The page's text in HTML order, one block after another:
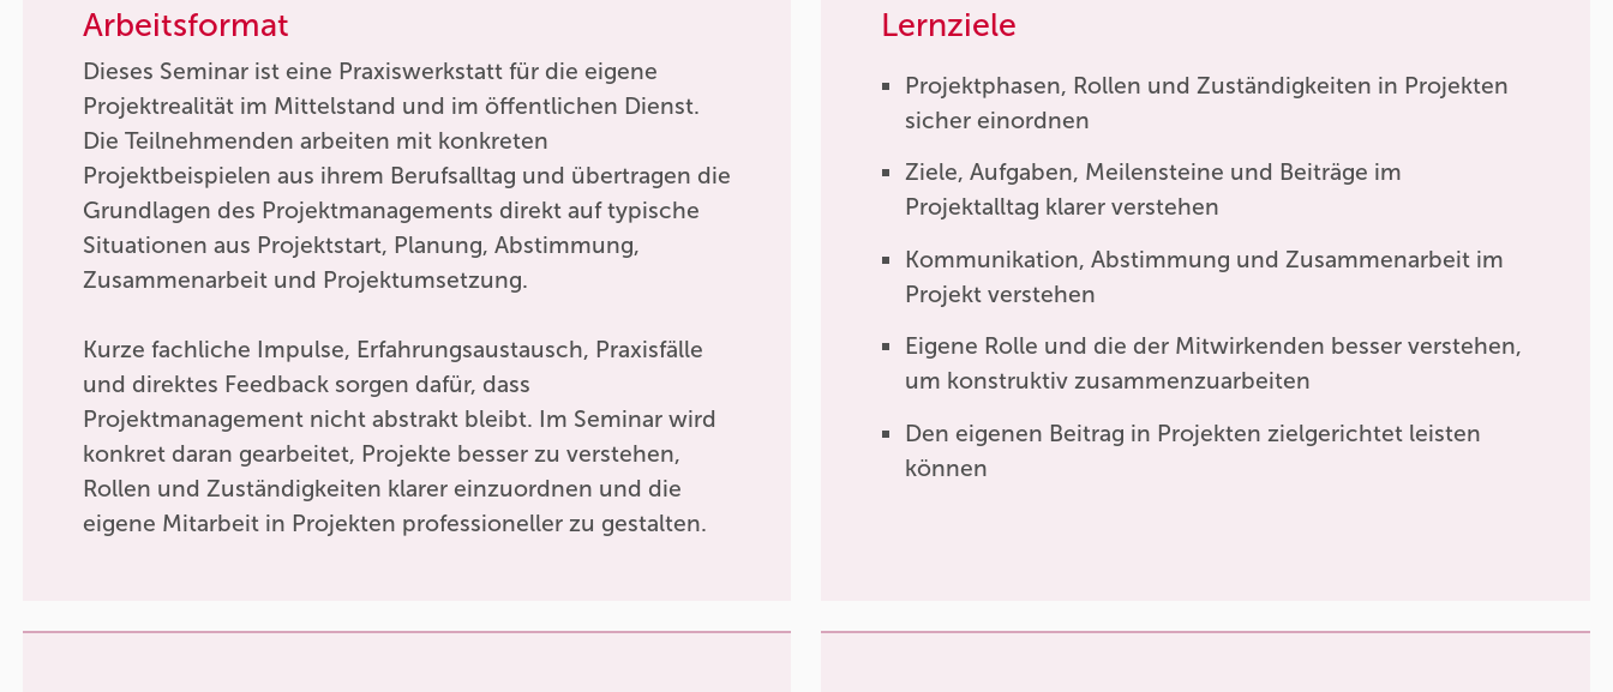
Arbeitsformat
Dieses Seminar ist eine Praxiswerkstatt für die eigene
Projektrealität im Mittelstand und im öffentlichen Dienst.
Die Teilnehmenden arbeiten mit konkreten
Projektbeispielen aus ihrem Berufsalltag und übertragen die
Grundlagen des Projektmanagements direkt auf typische
Situationen aus Projektstart, Planung, Abstimmung,
Zusammenarbeit und Projektumsetzung.
Kurze fachliche Impulse, Erfahrungsaustausch, Praxisfälle
und direktes Feedback sorgen dafür, dass
Projektmanagement nicht abstrakt bleibt. Im Seminar wird
konkret daran gearbeitet, Projekte besser zu verstehen,
Rollen und Zuständigkeiten klarer einzuordnen und die
eigene Mitarbeit in Projekten professioneller zu gestalten.
Lernziele
Projektphasen, Rollen und Zuständigkeiten in Projekten
sicher einordnen
Ziele, Aufgaben, Meilensteine und Beiträge im
Projektalltag klarer verstehen
Kommunikation, Abstimmung und Zusammenarbeit im
Projekt verstehen
Eigene Rolle und die der Mitwirkenden besser verstehen,
um konstruktiv zusammenzuarbeiten
Den eigenen Beitrag in Projekten zielgerichtet leisten
können